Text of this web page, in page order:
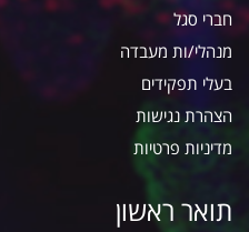
חברי סגל
מנהלי/ות מעבדה
בעלי תפקידים
הצהרת נגישות
מדיניות פרטיות
תואר ראשון